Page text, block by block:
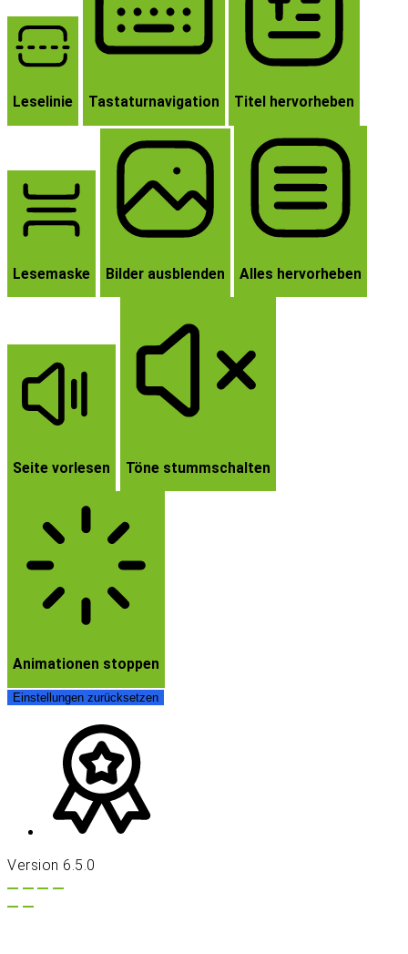
Leselinie Tastaturnavigation Titel hervorheben
Lesemaske Bilder ausblenden Alles hervorheben
Seite vorlesen Töne stummschalten
Animationen stoppen
Einstellungen zurücksetzen
Version 6.5.0